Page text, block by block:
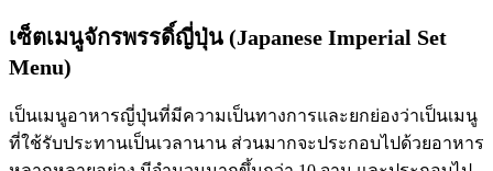
เซ็ตเมนูจักรพรรดิ์ญี่ปุ่น (Japanese Imperial Set
Menu)
เป็นเมนูอาหารญี่ปุ่นที่มีความเป็นทางการและยกย่องว่าเป็นเมนู
ที่ใช้รับประทานเป็นเวลานาน ส่วนมากจะประกอบไปด้วยอาหาร